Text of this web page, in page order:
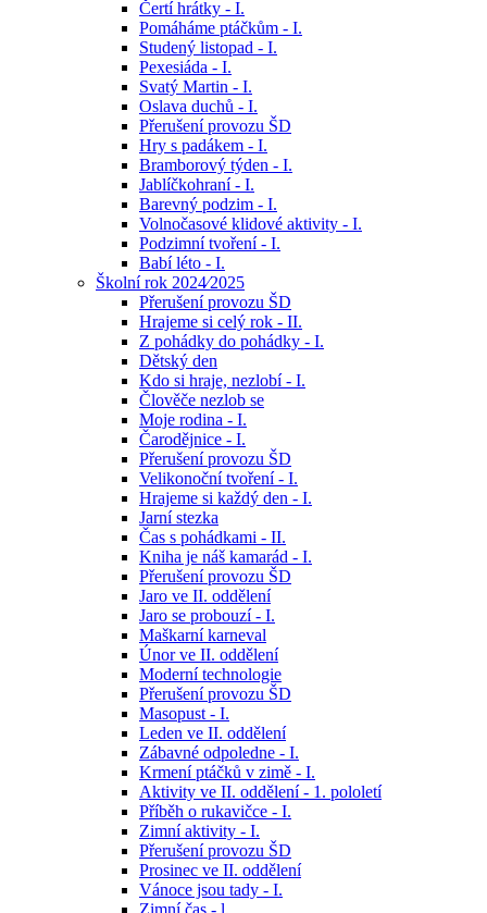
Čertí hrátky - I.
Pomáháme ptáčkům - I.
Studený listopad - I.
Pexesiáda - I.
Svatý Martin - I.
Oslava duchů - I.
Přerušení provozu ŠD
Hry s padákem - I.
Bramborový týden - I.
Jablíčkohraní - I.
Barevný podzim - I.
Volnočasové klidové aktivity - I.
Podzimní tvoření - I.
Babí léto - I.
Školní rok 2024⁄2025
Přerušení provozu ŠD
Hrajeme si celý rok - II.
Z pohádky do pohádky - I.
Dětský den
Kdo si hraje, nezlobí - I.
Člověče nezlob se
Moje rodina - I.
Čarodějnice - I.
Přerušení provozu ŠD
Velikonoční tvoření - I.
Hrajeme si každý den - I.
Jarní stezka
Čas s pohádkami - II.
Kniha je náš kamarád - I.
Přerušení provozu ŠD
Jaro ve II. oddělení
Jaro se probouzí - I.
Maškarní karneval
Únor ve II. oddělení
Moderní technologie
Přerušení provozu ŠD
Masopust - I.
Leden ve II. oddělení
Zábavné odpoledne - I.
Krmení ptáčků v zimě - I.
Aktivity ve II. oddělení - 1. pololetí
Příběh o rukavičce - I.
Zimní aktivity - I.
Přerušení provozu ŠD
Prosinec ve II. oddělení
Vánoce jsou tady - I.
Zimní čas - l.